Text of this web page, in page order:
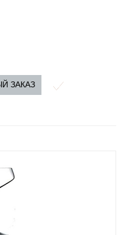
ЗАКАЗ